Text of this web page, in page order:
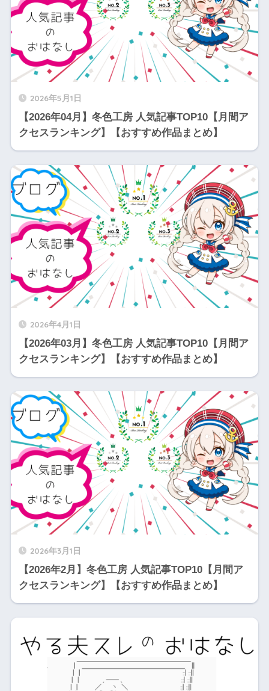
2026年5月1日
【2026年04月】冬色工房 人気記事TOP10【月間ア
クセスランキング】【おすすめ作品まとめ】
2026年4月1日
【2026年03月】冬色工房 人気記事TOP10【月間ア
クセスランキング】【おすすめ作品まとめ】
2026年3月1日
【2026年2月】冬色工房 人気記事TOP10【月間ア
クセスランキング】【おすすめ作品まとめ】